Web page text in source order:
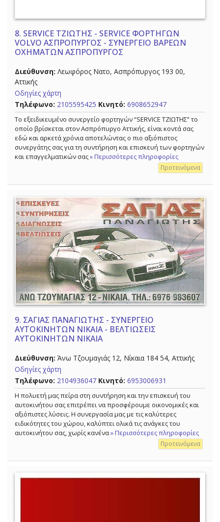
8. SERVICE ΤΖΙΩΤΗΣ - SERVICE ΦΟΡΤΗΓΩΝ
VOLVO ΑΣΠΡΟΠΥΡΓΟΣ - ΣΥΝΕΡΓΕΙΟ ΒΑΡΕΩΝ
ΟΧΗΜΑΤΩΝ ΑΣΠΡΟΠΥΡΓΟΣ
Διεύθυνση: Λεωφόρος Νατο, Ασπρόπυργος 193 00,
Αττικής
Οδηγίες χάρτη
Τηλέφωνο: 2105595425 Κινητό: 6908652947
Το εξειδικευμένο συνεργείο φορτηγών “SERVICE ΤΖΙΩΤΗΣ” το
οποίο βρίσκεται στον Ασπρόπυργο Αττικής, είναι κοντά σας
εδώ και αρκετά χρόνια αποτελώντας ο πιο αξιόπιστος
συνεργάτης σας για τη συντήρηση και επισκευή των φορτηγών
και επαγγελματικών σας» Περισσότερες πληροφορίες
Προτεινόμενα
9. ΣΑΓΙΑΣ ΠΑΝΑΓΙΩΤΗΣ - ΣΥΝΕΡΓΕΙΟ
ΑΥΤΟΚΙΝΗΤΩΝ ΝΙΚΑΙΑ - ΒΕΛΤΙΩΣΕΙΣ
ΑΥΤΟΚΙΝΗΤΩΝ ΝΙΚΑΙΑ
Διεύθυνση: Άνω Τζουμαγιάς 12, Νίκαια 184 54, Αττικής
Οδηγίες χάρτη
Τηλέφωνο: 2104936047 Κινητό: 6953006931
Η πολυετή μας πείρα στη συντήρηση και την επισκευή του
αυτοκινήτου σας επιτρέπει να προσφέρουμε οικονομικές και
αξιόπιστες λύσεις. Η συνεργασία μας με τις καλύτερες
ειδικότητες του χώρου, καλύπτει ολικά τις ανάγκες του
αυτοκινήτου σας, χωρίς κανένα» Περισσότερες πληροφορίες
Προτεινόμενα